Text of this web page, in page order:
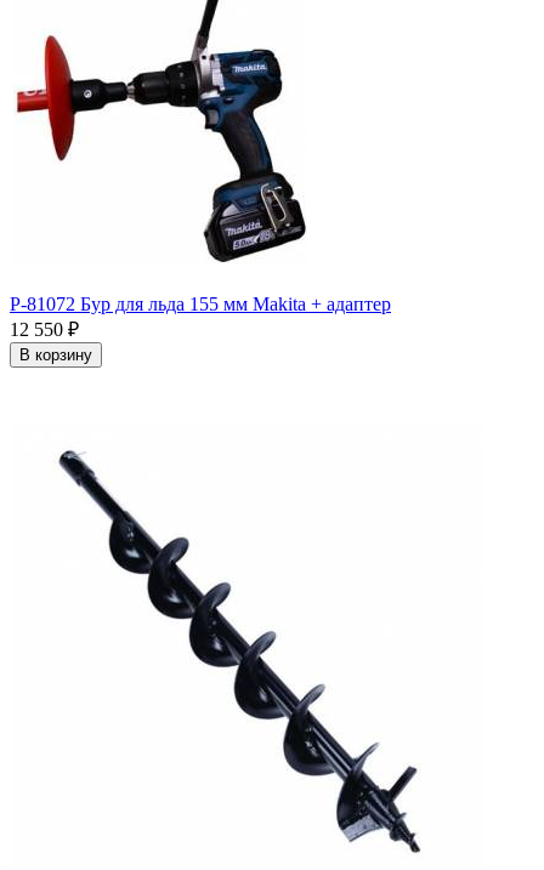
P-81072 Бур для льда 155 мм Makita + адаптер
12 550 ₽
В корзину